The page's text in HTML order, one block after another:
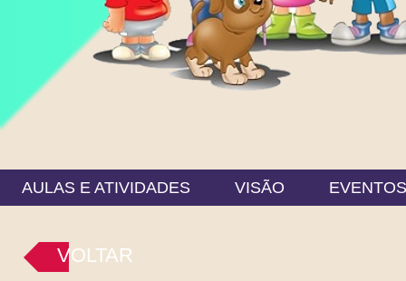
AULAS E ATIVIDADES VISÃO EVENTOS
VOLTAR